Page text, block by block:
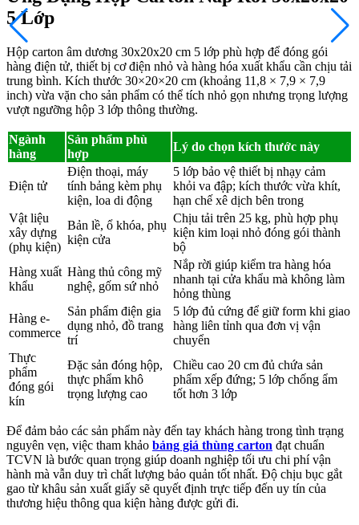
5 Lớp
Hộp carton âm dương 30x20x20 cm 5 lớp phù hợp để đóng gói
hàng điện tử, thiết bị cơ điện nhỏ và hàng hóa xuất khẩu cần chịu tải
trung bình. Kích thước 30×20×20 cm (khoảng 11,8 × 7,9 × 7,9
inch) vừa vặn cho sản phẩm có thể tích nhỏ gọn nhưng trọng lượng
vượt ngưỡng hộp 3 lớp thông thường.
Ngành
hàng
Sản phẩm phù
hợp
Lý do chọn kích thước này
Điện tử
Điện thoại, máy
tính bảng kèm phụ
kiện, loa di động
5 lớp bảo vệ thiết bị nhạy cảm
khỏi va đập; kích thước vừa khít,
hạn chế xê dịch bên trong
Vật liệu
xây dựng
(phụ kiện)
Bản lề, ổ khóa, phụ
kiện cửa
Chịu tải trên 25 kg, phù hợp phụ
kiện kim loại nhỏ đóng gói thành
bộ
Hàng xuất
khẩu
Hàng thủ công mỹ
nghệ, gốm sứ nhỏ
Nắp rời giúp kiểm tra hàng hóa
nhanh tại cửa khẩu mà không làm
hỏng thùng
Hàng e-
commerce
Sản phẩm điện gia
dụng nhỏ, đồ trang
trí
5 lớp đủ cứng để giữ form khi giao
hàng liên tỉnh qua đơn vị vận
chuyển
Thực
phẩm
đóng gói
kín
Đặc sản đóng hộp,
thực phẩm khô
trọng lượng cao
Chiều cao 20 cm đủ chứa sản
phẩm xếp đứng; 5 lớp chống ẩm
tốt hơn 3 lớp
Để đảm bảo các sản phẩm này đến tay khách hàng trong tình trạng
nguyên vẹn, việc tham khảo bảng giá thùng carton đạt chuẩn
TCVN là bước quan trọng giúp doanh nghiệp tối ưu chi phí vận
hành mà vẫn duy trì chất lượng bảo quản tốt nhất. Độ chịu bục gắt
gao từ khâu sản xuất giấy sẽ quyết định trực tiếp đến uy tín của
thương hiệu thông qua kiện hàng được gửi đi.